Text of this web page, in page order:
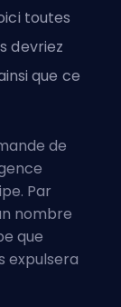
toutes
devriez
que ce
de
Par
nombre
que
expulsera